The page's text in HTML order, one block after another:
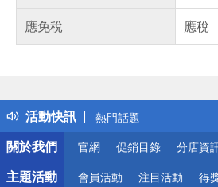
應免稅
應稅
活動快訊
得獎公告
熱門話題
銀行優惠
偏遠地區配送
詐騙網頁！請小心！
關於我們
官網 促銷目錄 分店資
主題活動 會員活動 注目活動 得